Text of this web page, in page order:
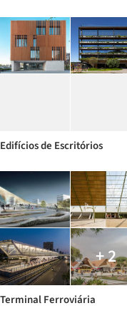
Edifícios de Escritórios
+ 2
Terminal Ferroviária